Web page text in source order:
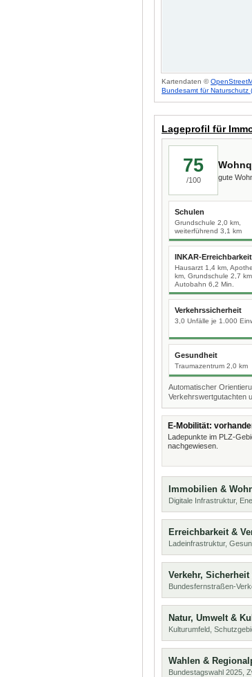
Kartendaten ©
Bundesamt für Naturschutz
Lageprofil für
75
/100 gute
Schulen
Grundschule 2,0 km,
weiterführend 3,1 km
INKAR-Erreichbarkeit
Hausarzt 1,4 km,
km, Grundschule 2,7 km,
Autobahn 6,2 Min.
Verkehrssicherheit
3,0 Unfälle je 1.000
Gesundheit
Traumazentrum 2,0 km
Automatischer
Verkehrswertgutachten
E-Mobilität:
Ladepunkte im PLZ-
nachgewiesen.
Immobilien &
Digitale Infrastruktur,
Erreichbarkeit &
Ladeinfrastruktur,
Verkehr, Sicherheit
Bundesfernstraßen-
Natur, Umwelt &
Kulturumfeld,
Wahlen &
Bundestagswahl 2025,